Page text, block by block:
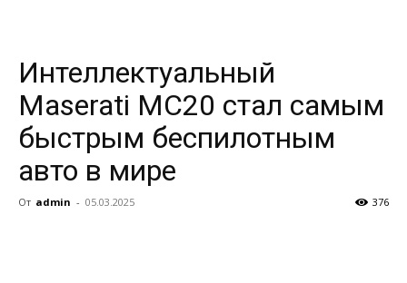
Интеллектуальный
Maserati MC20 стал самым
быстрым беспилотным
авто в мире
От admin - 05.03.2025 376